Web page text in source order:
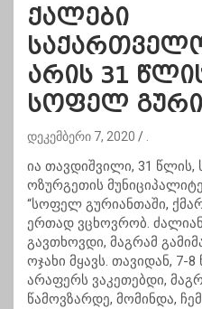
ქალები
არის 31
სოფელ
დეკემბერი 7, 2020
ია თავდიშვილი, 31
ოზურგეთის
“სოფელ გურიანთაში,
ერთად ვცხოვრობ.
გავთხოვდი, მაგრამ
ოჯახი მყავს. თავიდან, 7-
არაფერს ვაკეთებდი,
წამოვზარდე, მომინდა,